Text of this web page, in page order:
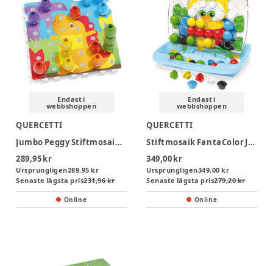
Endast i
webbshoppen
QUERCETTI
Jumbo Peggy Stiftmosaik (45 delar)
289,95 kr
Ursprungligen289,95 kr
Senaste lägsta pris231,96 kr
Online
Endast i
webbshoppen
QUERCETTI
Stiftmosaik FantaColor Junior Play Eco+
349,00 kr
Ursprungligen349,00 kr
Senaste lägsta pris279,20 kr
Online